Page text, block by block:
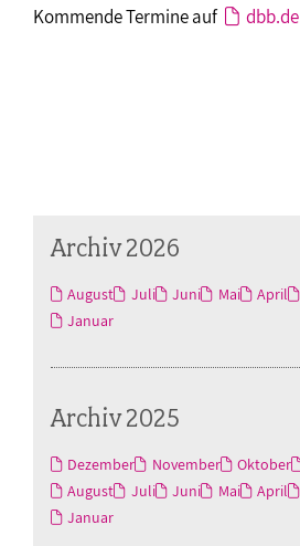
Kommende Termine auf
dbb.de
Archiv 2026
August Juli Juni Mai April
Januar
Archiv 2025
Dezember November Oktober
August
Juli Juni Mai April
Januar